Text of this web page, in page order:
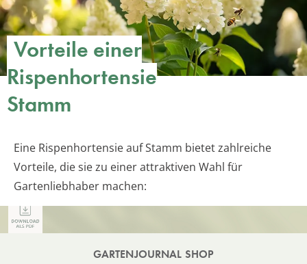
Vorteile einer
Rispenhortensie
Stamm
Eine Rispenhortensie auf Stamm bietet zahlreiche
Vorteile, die sie zu einer attraktiven Wahl für
Gartenliebhaber machen:
GARTENJOURNAL SHOP